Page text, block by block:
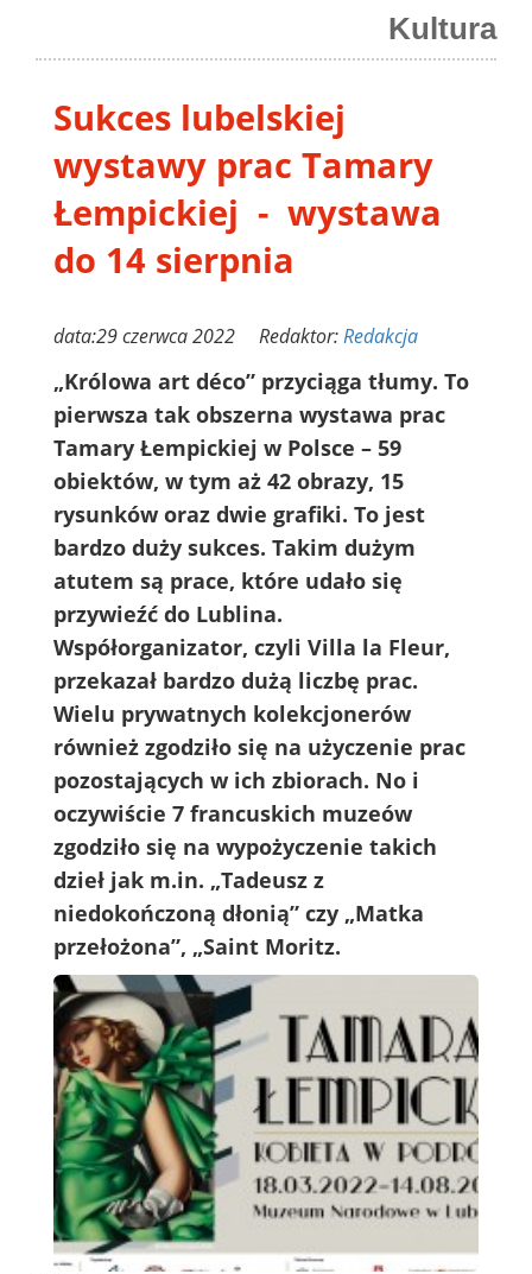
Kultura
Sukces lubelskiej
wystawy prac Tamary
Łempickiej - wystawa
do 14 sierpnia
data:29 czerwca 2022 Redaktor:Redakcja
„Królowa art déco” przyciąga tłumy. To
pierwsza tak obszerna wystawa prac
Tamary Łempickiej w Polsce – 59
obiektów, w tym aż 42 obrazy, 15
rysunków oraz dwie grafiki. To jest
bardzo duży sukces. Takim dużym
atutem są prace, które udało się
przywieźć do Lublina.
Współorganizator, czyli Villa la Fleur,
przekazał bardzo dużą liczbę prac.
Wielu prywatnych kolekcjonerów
również zgodziło się na użyczenie prac
pozostających w ich zbiorach. No i
oczywiście 7 francuskich muzeów
zgodziło się na wypożyczenie takich
dzieł jak m.in. „Tadeusz z
niedokończoną dłonią” czy „Matka
przełożona”, „Saint Moritz.